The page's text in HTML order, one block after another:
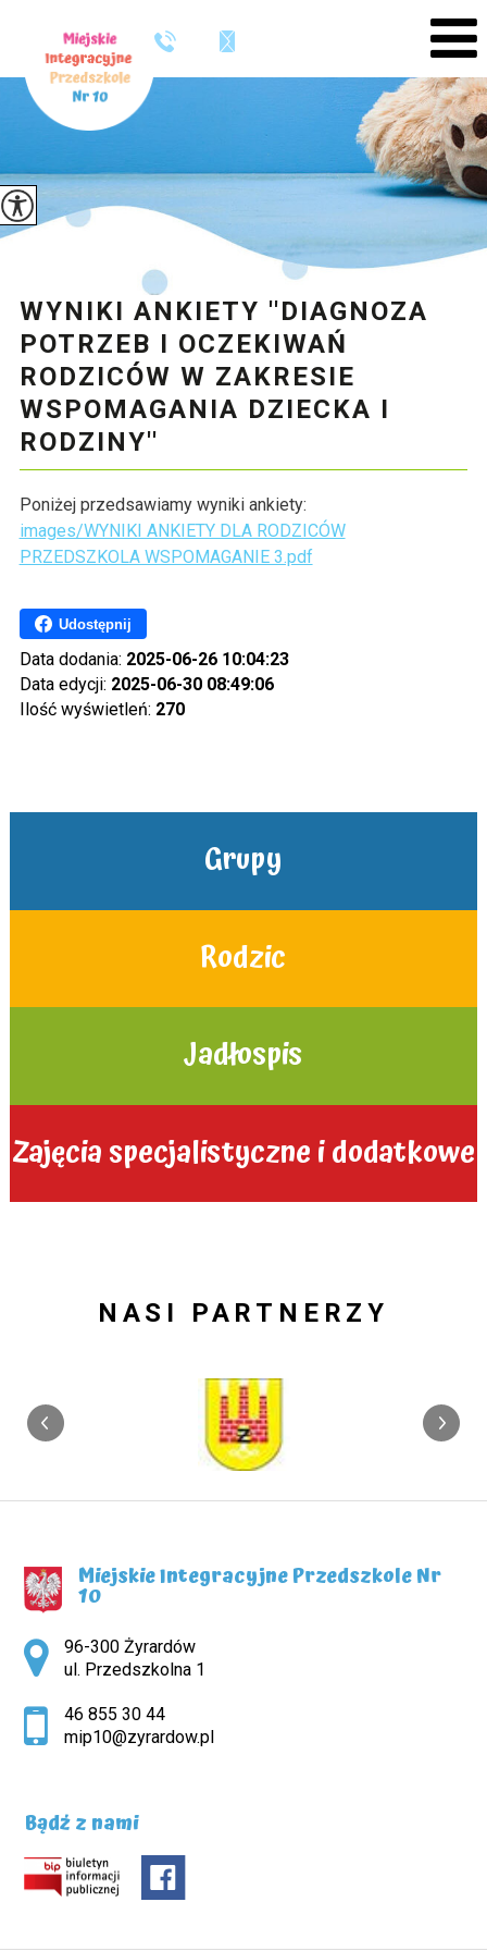
WYNIKI ANKIETY ''DIAGNOZA
POTRZEB I OCZEKIWAŃ
RODZICÓW W ZAKRESIE
WSPOMAGANIA DZIECKA I
RODZINY''
Poniżej przedsawiamy wyniki ankiety:
images/WYNIKI ANKIETY DLA RODZICÓW
PRZEDSZKOLA WSPOMAGANIE 3.pdf
Udostępnij
Data dodania: 2025-06-26 10:04:23
Data edycji: 2025-06-30 08:49:06
Ilość wyświetleń: 270
Grupy
Rodzic
Jadłospis
Zajęcia specjalistyczne i dodatkowe
NASI PARTNERZY
Miejskie Integracyjne Przedszkole Nr
10
Adres pocztowy:
96-300 Żyrardów
ul. Przedszkolna 1
46 855 30 44
mip10@zyrardow.pl
Bądź z nami